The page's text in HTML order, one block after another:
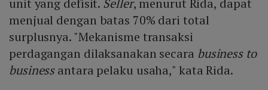
unit yang defisit. Seller, menurut Rida, dapat
menjual dengan batas 70% dari total
surplusnya. "Mekanisme transaksi
perdagangan dilaksanakan secara business to
businessantara pelaku usaha," kata Rida.